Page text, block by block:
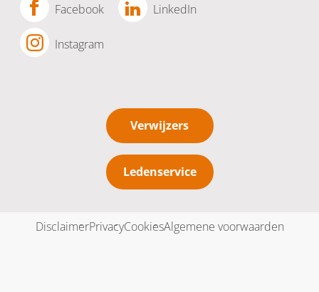
Facebook LinkedIn
Instagram
Verwijzers
Ledenservice
DisclaimerPrivacyCookiesAlgemene voorwaarden